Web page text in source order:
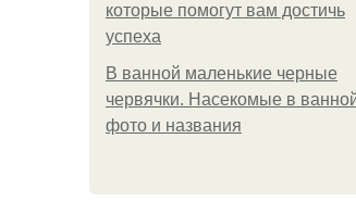
которые помогут вам достичь
успеха
В ванной маленькие черные
червячки. Насекомые в
фото и названия